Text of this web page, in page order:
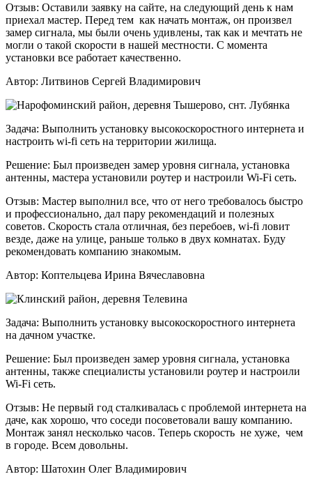
Отзыв: Оставили заявку на сайте, на следующий день к нам
приехал мастер. Перед тем как начать монтаж, он произвел
замер сигнала, мы были очень удивлены, так как и мечтать не
могли о такой скорости в нашей местности. С момента
установки все работает качественно.
Автор: Литвинов Сергей Владимирович
Задача: Выполнить установку высокоскоростного интернета и
настроить wi-fi сеть на территории жилища.
Решение: Был произведен замер уровня сигнала, установка
антенны, мастера установили роутер и настроили Wi-Fi сеть.
Отзыв: Мастер выполнил все, что от него требовалось быстро
и профессионально, дал пару рекомендаций и полезных
советов. Скорость стала отличная, без перебоев, wi-fi ловит
везде, даже на улице, раньше только в двух комнатах. Буду
рекомендовать компанию знакомым.
Автор: Коптельцева Ирина Вячеславовна
Задача: Выполнить установку высокоскоростного интернета
на дачном участке.
Решение: Был произведен замер уровня сигнала, установка
антенны, также специалисты установили роутер и настроили
Wi-Fi сеть.
Отзыв: Не первый год сталкивалась с проблемой интернета на
даче, как хорошо, что соседи посоветовали вашу компанию.
Монтаж занял несколько часов. Теперь скорость не хуже, чем
в городе. Всем довольны.
Автор: Шатохин Олег Владимирович